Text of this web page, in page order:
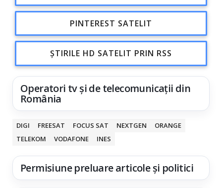
PINTEREST SATELIT
ȘTIRILE HD SATELIT PRIN RSS
Operatori tv și de telecomunicații din
România
DIGI FREESAT FOCUS SAT NEXTGEN
ORANGE
TELEKOM
VODAFONE INES
Permisiune preluare articole și politici